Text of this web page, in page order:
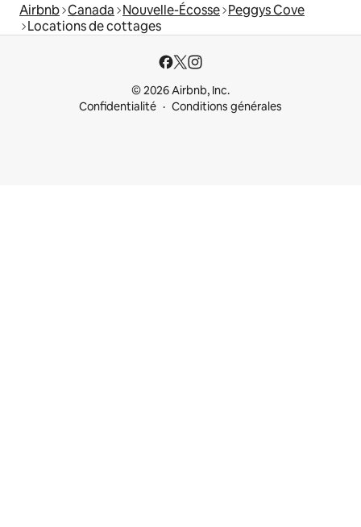
Airbnb Canada Nouvelle-Écosse Peggys Cove
Locations de cottages
© 2026 Airbnb, Inc.
Confidentialité
Conditions générales